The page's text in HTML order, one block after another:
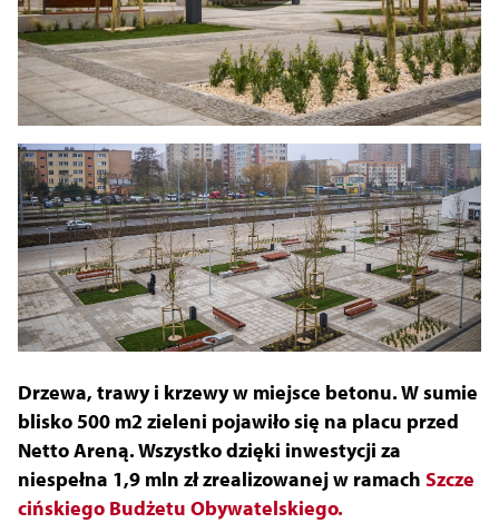
Drzewa, trawy i krzewy w miejsce betonu. W sumie
blisko 500 m2 zieleni pojawiło się na placu przed
Netto Areną. Wszystko dzięki inwestycji za
niespełna 1,9 mln zł zrealizowanej w ramach Szcze
cińskiego Budżetu Obywatelskiego.